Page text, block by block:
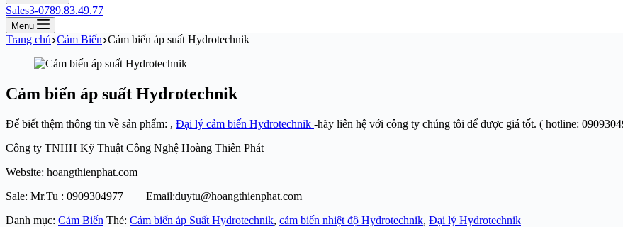
Sales3-0789.83.49.77
Menu
Trang chủ Cảm Biến Cảm biến áp suất Hydrotechnik
Cảm biến áp suất Hydrotechnik
Để biết thệm thông tin về sản phẩm: , Đại lý cảm biến Hydrotechnik -hãy liên hệ với công ty chúng tôi để được giá tốt. ( hotline:
Công ty TNHH Kỹ Thuật Công Nghệ Hoàng Thiên Phát
Website: hoangthienphat.com
Sale: Mr.Tu : 0909304977 Email:duytu@hoangthienphat.com
Danh mục: Cảm Biến Thẻ: Cảm biến áp Suất Hydrotechnik, cảm biến nhiệt độ Hydrotechnik, Đại lý Hydrotechnik